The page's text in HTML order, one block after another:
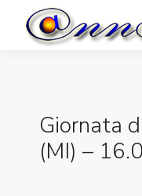
Giornata
(MI) –